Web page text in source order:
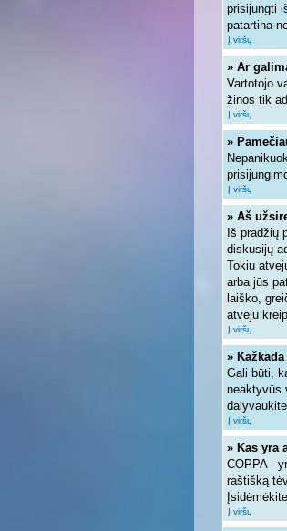
prisijungti
patartina
Į viršų
» Ar
Vartotojo
žinos tik
Į viršų
»
Į viršų
» Aš
Iš pradžių
diskusijų
Tokiu
arba jūs
laiško,
atveju
Į viršų
»
Gali būti,
neaktyvūs
Į viršų
» Kas yra
COPPA -
raštišką
Į viršų